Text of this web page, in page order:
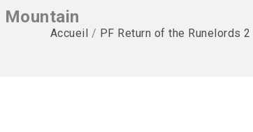
Mountain
Accueil / PF Return of the Runelords